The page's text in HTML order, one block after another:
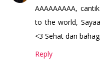
AAAAAAAAA,
to the world,
<3 Sehat dan
Reply